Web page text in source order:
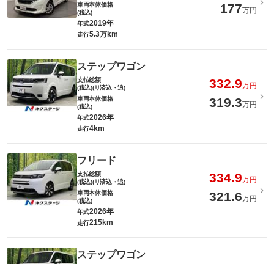
車両本体価格
(税込)
177万円
年式2019年
走行5.3万km
ステップワゴン
支払総額
(税込)(リ済込・追)
332.9万円
車両本体価格
(税込)
319.3万円
年式2026年
走行4km
フリード
支払総額
(税込)(リ済込・追)
334.9万円
車両本体価格
(税込)
321.6万円
年式2026年
走行215km
ステップワゴン